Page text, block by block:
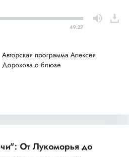
49:27
Авторская программа Алексея
Дорохова о блюзе
От Лукоморья до